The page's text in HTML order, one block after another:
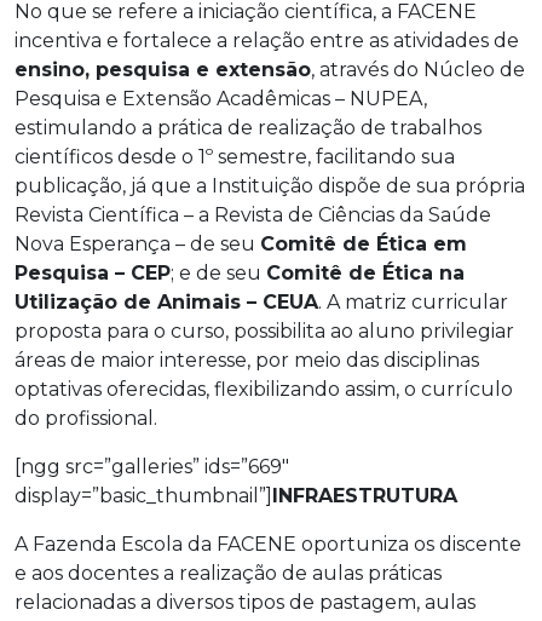
No que se refere a iniciação científica, a FACENE
incentiva e fortalece a relação entre as atividades de
ensino, pesquisa e extensão, através do Núcleo de
Pesquisa e Extensão Acadêmicas – NUPEA,
estimulando a prática de realização de trabalhos
científicos desde o 1º semestre, facilitando sua
publicação, já que a Instituição dispõe de sua própria
Revista Científica – a Revista de Ciências da Saúde
Nova Esperança – de seu Comitê de Ética em
Pesquisa – CEP; e de seu Comitê de Ética na
Utilização de Animais – CEUA. A matriz curricular
proposta para o curso, possibilita ao aluno privilegiar
áreas de maior interesse, por meio das disciplinas
optativas oferecidas, flexibilizando assim, o currículo
do profissional.
[ngg src=”galleries” ids=”669″
display=”basic_thumbnail”] INFRAESTRUTURA
A Fazenda Escola da FACENE oportuniza os discente
e aos docentes a realização de aulas práticas
relacionadas a diversos tipos de pastagem, aulas